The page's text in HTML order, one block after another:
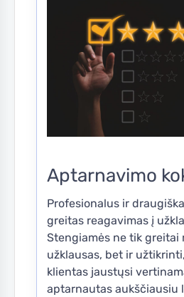
Aptarnavimo
Profesionalus ir
greitas reagavimas į
Stengiamės ne tik greitai
užklausas, bet ir
klientas jaustųsi
aptarnautas aukščiausiu